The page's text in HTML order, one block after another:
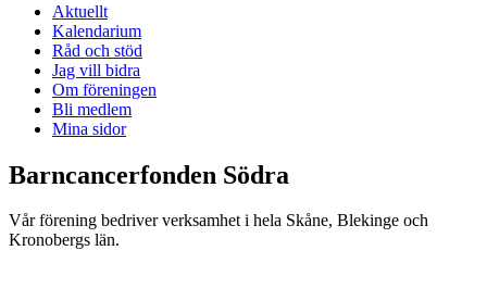
Aktuellt
Kalendarium
Råd och stöd
Jag vill bidra
Om föreningen
Bli medlem
Mina sidor
Barncancerfonden Södra
Vår förening bedriver verksamhet i hela Skåne, Blekinge och
Kronobergs län.